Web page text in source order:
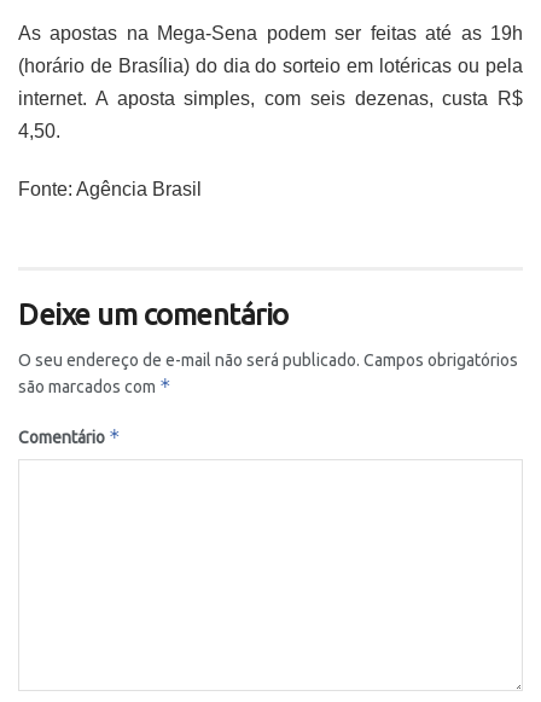
As apostas na Mega-Sena podem ser feitas até as 19h
(horário de Brasília) do dia do sorteio em lotéricas ou pela
internet. A aposta simples, com seis dezenas, custa R$
4,50.
Fonte: Agência Brasil
Deixe um comentário
O seu endereço de e-mail não será publicado. Campos obrigatórios
são marcados com *
Comentário *